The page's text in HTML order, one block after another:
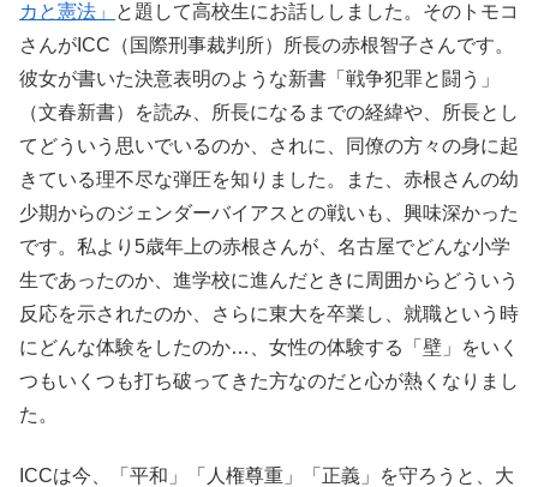
カと憲法」
と題して高校生にお話ししました。そのトモコ
さんがICC（国際刑事裁判所）所長の赤根智子さんです。
彼女が書いた決意表明のような新書「戦争犯罪と闘う」
（文春新書）を読み、所長になるまでの経緯や、所長とし
てどういう思いでいるのか、されに、同僚の方々の身に起
きている理不尽な弾圧を知りました。また、赤根さんの幼
少期からのジェンダーバイアスとの戦いも、興味深かった
です。私より5歳年上の赤根さんが、名古屋でどんな小学
生であったのか、進学校に進んだときに周囲からどういう
反応を示されたのか、さらに東大を卒業し、就職という時
にどんな体験をしたのか…、女性の体験する「壁」をいく
つもいくつも打ち破ってきた方なのだと心が熱くなりまし
た。
ICCは今、「平和」「人権尊重」「正義」を守ろうと、大